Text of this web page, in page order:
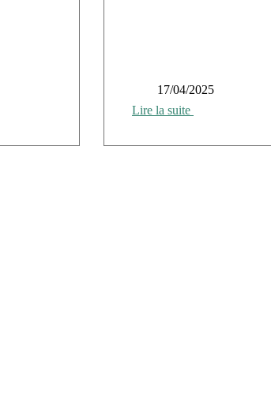
17/04/2025
Lire la suite